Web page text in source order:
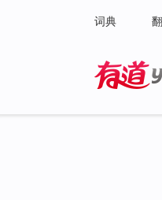
词典